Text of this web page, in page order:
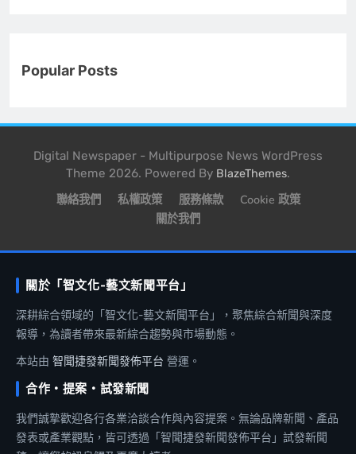
Popular Posts
Digital Newspaper - Multipurpose News WordPress
Theme 2026. Powered By BlazeThemes.
聯絡我們 私權政策 服務條款
Cookie 政策
關於我們
關於「智文化-藝文新聞平台」
深耕綜合領域的「智文化-藝文新聞平台」，聚焦綜合新聞與深度
報導，為讀者帶來最新綜合趨勢與市場動態。
本站由 智聞捷發新聞發佈平台 營運。
合作・提案・試發新聞
我們誠摯歡迎各行各業洽談合作與內容提案。無論品牌新聞、產品
發表或產業觀點，皆可透過「智聞捷發新聞發佈平台」試發新聞